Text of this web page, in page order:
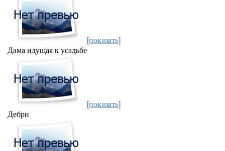
[показать]
Дама идущая к усадьбе
[показать]
Дебри